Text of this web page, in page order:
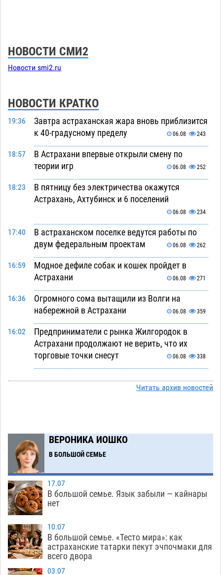
НОВОСТИ СМИ2
Новости smi2.ru
НОВОСТИ КРАТКО
19:36
Завтра астраханская жара вновь приблизится
к 40-градусному пределу
06.08 243
18:57
В Астрахани впервые открыли смену по
теории игр
06.08 252
18:23
В пятницу без электричества окажутся
Астрахань, Ахтубинск и 6 поселений
06.08 234
17:40
В астраханском поселке ведутся работы по
двум федеральным проектам
06.08 262
16:59
Модное дефиле собак и кошек пройдет в
Астрахани
06.08 271
16:36
Огромного сома вытащили из Волги на
набережной в Астрахани
06.08 359
16:02
Предприниматели с рынка Жилгородок в
Астрахани продолжают не верить, что их
торговые точки снесут
06.08 338
на новой серебряной монете Банка России
в музее Пушкина в Москве
06.08 247
13:50
Мэрия Астрахани переводит городские
зеленые зоны на автоматический полив
13:13
Скончался второй ребенок после пожара в
Астрахани
12:49
Астраханские гандболисты с крупной победы
стартовали на Всероссийской Спартакиаде
Читать архив новостей
ВЕРОНИКА ИОШКО
В БОЛЬШОЙ СЕМЬЕ
17.07
В большой семье. Язык забыли — кайнары
нет
10.07
В большой семье. «Тесто мира»: как
астраханские татарки пекут эчпочмаки для
всего двора
03.07